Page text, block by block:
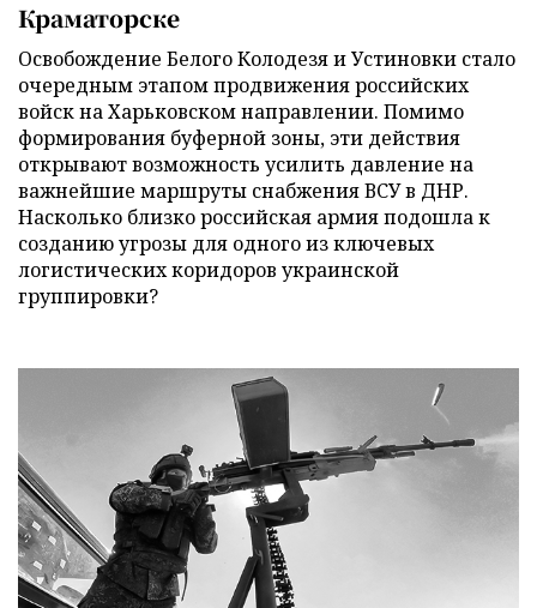
Краматорске
Освобождение Белого Колодезя и Устиновки стало
очередным этапом продвижения российских
войск на Харьковском направлении. Помимо
формирования буферной зоны, эти действия
открывают возможность усилить давление на
важнейшие маршруты снабжения ВСУ в ДНР.
Насколько близко российская армия подошла к
созданию угрозы для одного из ключевых
логистических коридоров украинской
группировки?